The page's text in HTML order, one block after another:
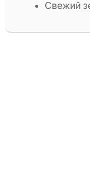
Свежий